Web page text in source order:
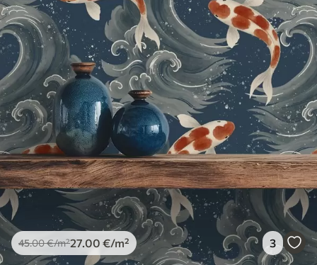
45.00€/m²27.00 €/m² 3